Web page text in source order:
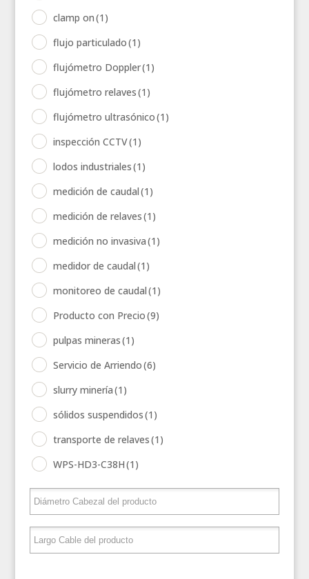
clamp on(1)
flujo particulado(1)
flujómetro Doppler(1)
flujómetro relaves(1)
flujómetro ultrasónico(1)
inspección CCTV(1)
lodos industriales(1)
medición de caudal(1)
medición de relaves(1)
medición no invasiva(1)
medidor de caudal(1)
monitoreo de caudal(1)
Producto con Precio(9)
pulpas mineras(1)
Servicio de Arriendo(6)
slurry minería(1)
sólidos suspendidos(1)
transporte de relaves(1)
WPS-HD3-C38H(1)